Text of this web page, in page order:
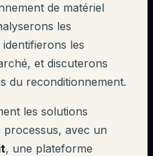
de matériel
les
les
et discuterons
du reconditionnement.
les solutions
processus, avec un
, une plateforme